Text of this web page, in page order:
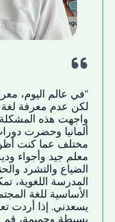
“في عالم اليوم،
لكن عدم معرفة لغة
واجهت هذه
ألمانيا وحضرت
مختلف عما كنت
معلم جيد وأجواء
الضياع والتشرد
المدرسة اللغوية،
الأساسية للغة
يسعدني. إذا أردت
بسيطة وحميمة، قم